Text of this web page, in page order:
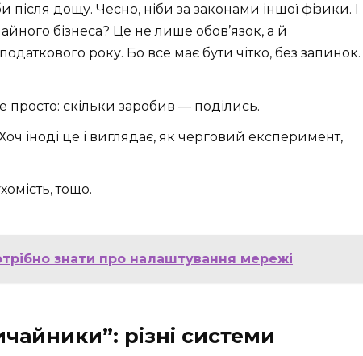
дощу. Чесно, ніби за законами іншої фізики. І
бізнеса? Це не лише обов’язок, а й
року. Бо все має бути чітко, без запинок.
просто: скільки заробив — поділись.
іноді це і виглядає, як черговий експеримент,
тощо.
знати про налаштування мережі
різні системи